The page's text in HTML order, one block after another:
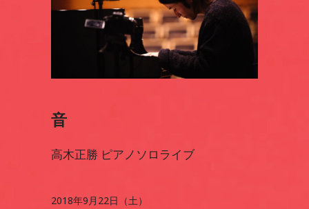
音
高木正勝 ピアノソロライブ
2018年9月22日（土）